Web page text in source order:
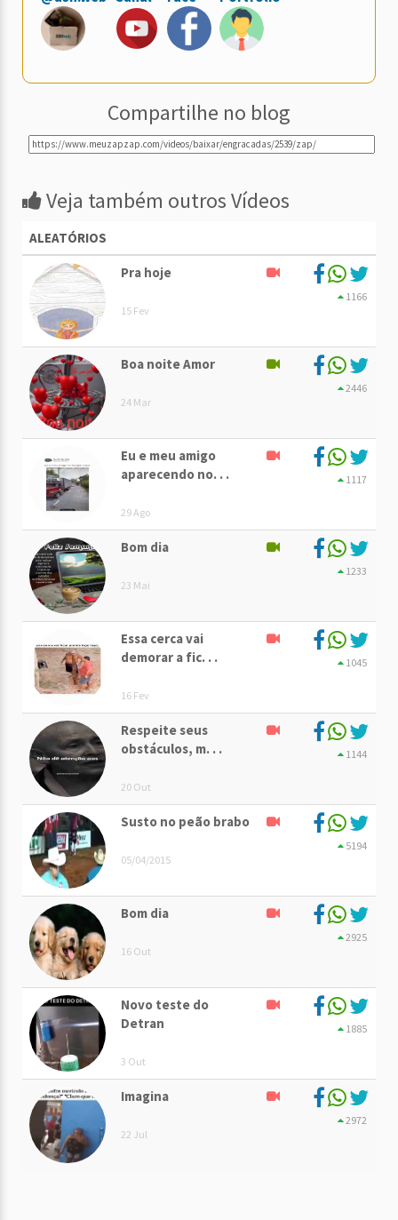
Compartilhe no blog
Veja também outros Vídeos
ALEATÓRIOS
Pra hoje
15 Fev
1166
Boa noite Amor
24 Mar
2446
Eu e meu amigo
aparecendo no. . .
29 Ago
1117
Bom dia
23 Mai
1233
Essa cerca vai
demorar a fic. . .
16 Fev
1045
Respeite seus
obstáculos, m. . .
20 Out
1144
Susto no peão brabo
05/04/2015
5194
Bom dia
16 Out
2925
Novo teste do
Detran
3 Out
1885
Imagina
22 Jul
2972